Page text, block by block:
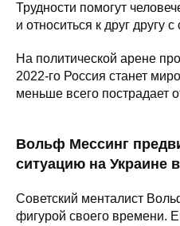
Трудности помогут
и относиться к друг другу
На политической арене
2022-го Россия станет
меньше всего пострадает
Вольф Мессинг
ситуацию на Украине
Советский менталист
фигурой своего времени.